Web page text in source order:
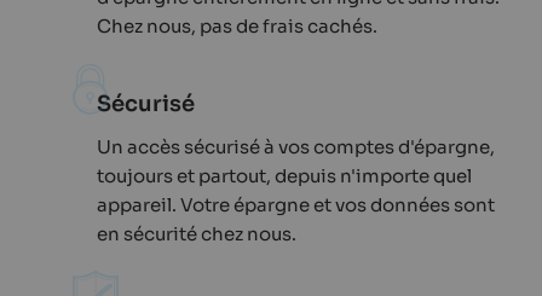
Chez nous, pas de frais cachés.
Sécurisé
Un accès sécurisé à vos comptes d'épargne,
toujours et partout, depuis n'importe quel
appareil. Votre épargne et vos données sont
en sécurité chez nous.